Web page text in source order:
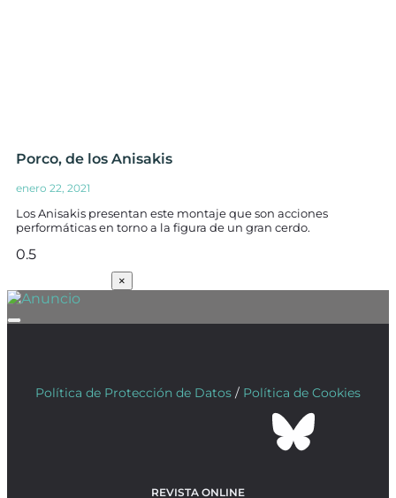
Porco, de los Anisakis
enero 22, 2021
Los Anisakis presentan este montaje que son acciones
performáticas en torno a la figura de un gran cerdo.
×
Política de Protección de Datos / Política de Cookies
REVISTA ONLINE